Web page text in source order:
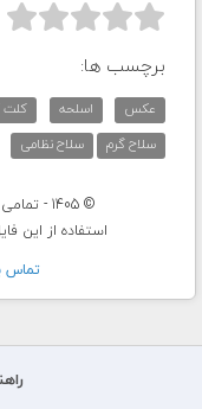



برچسب ها:
عکس اسلحه کلت
سلاح گرم
سلاح نظامی
© 1405 - تمامی حقوق برای میهن طرح محفوظ است.
استفاده از این
تماس